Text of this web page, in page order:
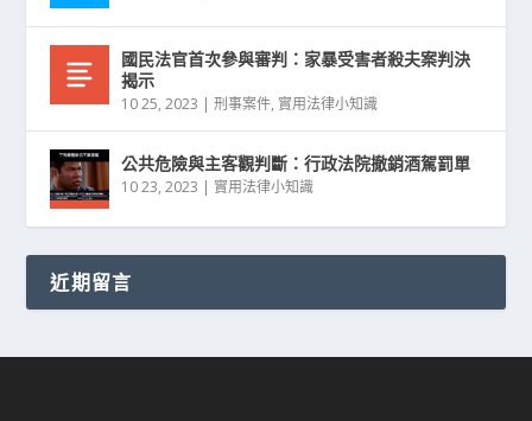
國民法官首次參與審判：家暴受害者殺夫案判決
揭示
10 25, 2023 |刑事案件, 實用法律小知識
公共危險與主客觀判斷：行政法院撤銷酒駕罰單
10 23, 2023 | 實用法律小知識
近期留言